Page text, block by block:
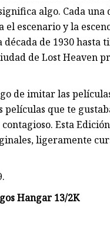
algo. Cada una
escenario y la
de 1930 hasta
de Lost Heaven
de imitar las
que te
Esta
ligeramente
Hangar 13/2K